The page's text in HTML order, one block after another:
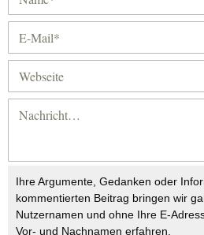
Ihre Argumente, Gedanken oder
kommentierten Beitrag bringen wir
Nutzernamen und ohne Ihre E-
Vor- und Nachnamen erfahren.